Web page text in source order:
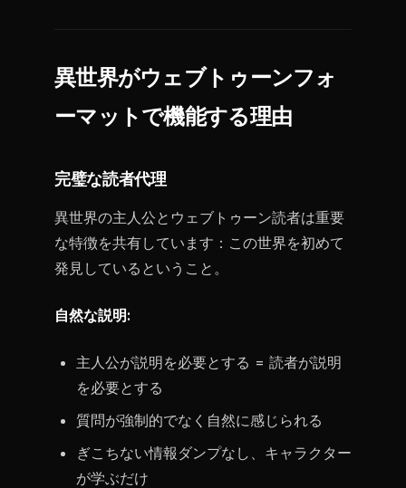
異世界がウェブトゥーンフォ
ーマットで機能する理由
完璧な読者代理
異世界の主人公とウェブトゥーン読者は重要
な特徴を共有しています：この世界を初めて
発見しているということ。
自然な説明:
主人公が説明を必要とする = 読者が説明
を必要とする
質問が強制的でなく自然に感じられる
ぎこちない情報ダンプなし、キャラクター
が学ぶだけ